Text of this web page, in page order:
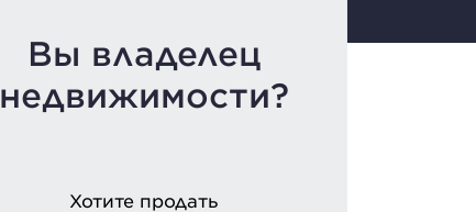
Вы владелец
недвижимости?
Хотите продать